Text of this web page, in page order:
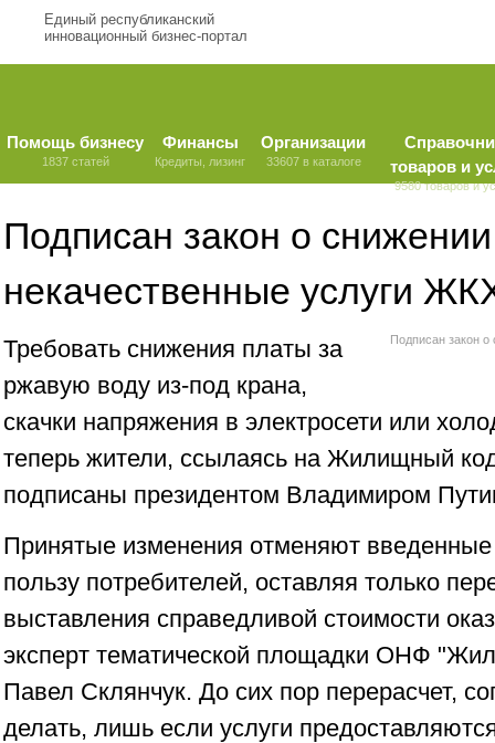
Единый республиканский
инновационный бизнес-портал
Помощь бизнесу
1837 статей
Финансы
Кредиты, лизинг
Организации
33607 в каталоге
товаров и
9580 товаров и
Подписан закон о
некачественные услуги
Подписан закон
Требовать снижения платы за
ржавую воду из-под крана,
скачки напряжения в электросети или
теперь жители, ссылаясь на Жилищный
подписаны президентом Владимиром
Принятые изменения отменяют
пользу потребителей, оставляя только
выставления справедливой стоимости
эксперт тематической площадки ОНФ
Павел Склянчук. До сих пор перерасчет,
делать, лишь если услуги